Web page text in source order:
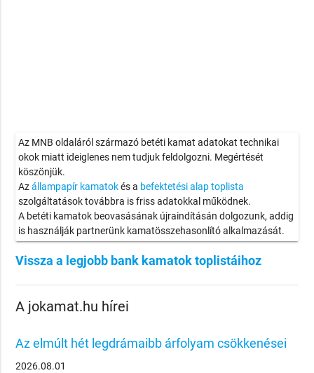
Az MNB oldaláról származó betéti kamat adatokat technikai
okok miatt ideiglenes nem tudjuk feldolgozni. Megértését
köszönjük.
Azállampapír kamatokés a befektetési alap toplista
szolgáltatások továbbra is friss adatokkal működnek.
A betéti kamatok beovasásának újraindításán dolgozunk, addig
is használják partnerünk kamatösszehasonlító alkalmazását.
Vissza a legjobb bank kamatok toplistáihoz
A jokamat.hu hírei
Az elmúlt hét legdrámaibb árfolyam csökkenései
2026.08.01